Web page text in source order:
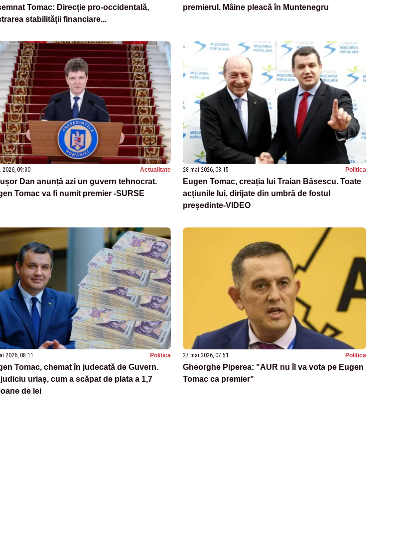
Tomac: Direcție pro-occidentală,
stabilității financiare...
premierul. Mâine pleacă în Muntenegru
2026, 09:30 Actualitate
Dan anunță azi un guvern tehnocrat.
Tomac va fi numit premier -SURSE
28 mai 2026, 08:15 Politica
Eugen Tomac, creația lui Traian Băsescu. Toate
acțiunile lui, dirijate din umbră de fostul
președinte-VIDEO
2026, 08:11 Politica
Tomac, chemat în judecată de Guvern.
uriaș, cum a scăpat de plata a 1,7
de lei
27 mai 2026, 07:51 Politica
Gheorghe Piperea: "AUR nu îl va vota pe Eugen
Tomac ca premier"